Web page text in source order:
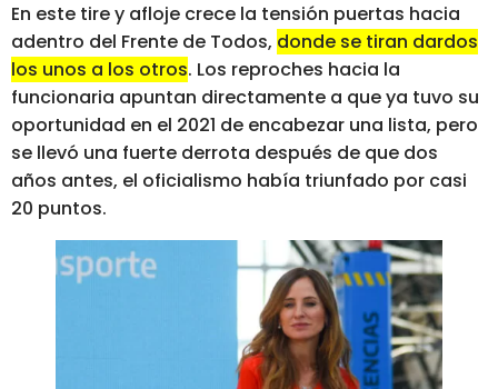
En este tire y afloje crece la tensión puertas hacia
adentro del Frente de Todos, donde se tiran dardos
los unos a los otros. Los reproches hacia la
funcionaria apuntan directamente a que ya tuvo su
oportunidad en el 2021 de encabezar una lista, pero
se llevó una fuerte derrota después de que dos
años antes, el oficialismo había triunfado por casi
20 puntos.